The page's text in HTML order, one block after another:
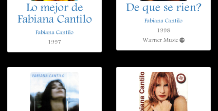
Lo mejor de
Fabiana Cantilo
Fabiana Cantilo
1997
De que se rien?
Fabiana Cantilo
1998
Warner Music